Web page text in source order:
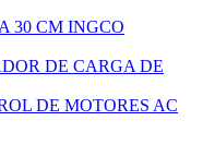
30 CM INGCO
DE CARGA DE
DE MOTORES AC